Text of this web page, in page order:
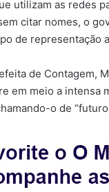
utilizam as redes
citar nomes, o
de representação
de Contagem,
em meio a intensa
o de